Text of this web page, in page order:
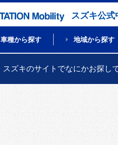
スズキ公式
車種から探す 地域から探す
スズキのサイトでなにかお探し